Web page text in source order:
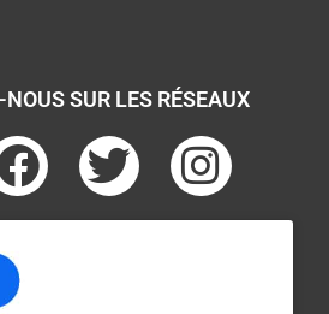
SUR LES RÉSEAUX
F
a
e
T
w
I
n